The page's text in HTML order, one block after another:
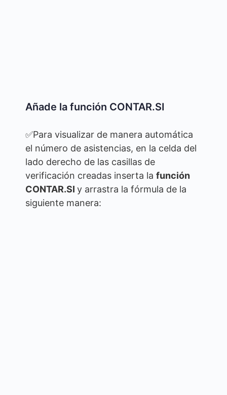
Añade la función CONTAR.SI
✅Para visualizar de manera automática
el número de asistencias, en la celda del
lado derecho de las casillas de
verificación creadas inserta la función
CONTAR.SI y arrastra la fórmula de la
siguiente manera: